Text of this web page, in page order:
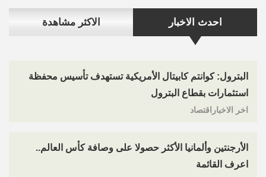
احدث الاخبار الاكثر مشاهدة
البترول: كوانتم كابيتال الأمريكية تستهدف تأسيس محفظة
استثمارات بقطاع البترول
اخر الاخباراقتصاد
الأرجنتين وألمانيا الأكثر حصولا على وصافة كأس العالم..
اعرف القائمة